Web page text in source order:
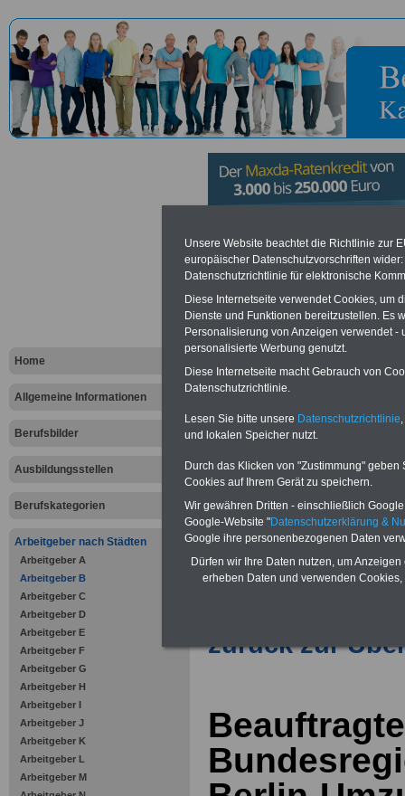
Home
Allgemeine Informationen
Berufsbilder
Ausbildungsstellen
Berufskategorien
Arbeitgeber nach Städten
Arbeitgeber A
Arbeitgeber B
Arbeitgeber C
Arbeitgeber D
Arbeitgeber E
Arbeitgeber F
Arbeitgeber G
Arbeitgeber H
Arbeitgeber I
Arbeitgeber J
Arbeitgeber K
Arbeitgeber L
Arbeitgeber M
Berlin-
Bonn-
Vergleichen und sparen
Bausparen schon ab 16 Jahren
Berufsunfähigkeitsabsicherung
-
Krankenzusatzversicherung-
Online-Vergleich Gesetzliche
Krankenkassen-
Zahnzusatzversicherung -
Vorteile der Privaten
Krankenversicherung
zurück zur
Unsere Website beachtet die Richtlinie zur
europäischer Datenschutzvorschriften
Datenschutzrichtlinie für elektronische
Diese Internetseite verwendet Cookies, um
Dienste und Funktionen bereitzustellen. Es
Personalisierung von Anzeigen verwendet
personalisierte Werbung genutzt.
Diese Internetseite macht Gebrauch von
Datenschutzrichtlinie.
Lesen Sie bitte unsere Datenschutzrichtlinie
und lokalen Speicher nutzt.
Durch das Klicken von "Zustimmung"
Cookies auf Ihrem Gerät zu speichern.
Wir gewähren Dritten - einschließlich
Google-Website "Datenschutzerklärung &
Google ihre personenbezogenen Daten
Dürfen wir Ihre Daten nutzen, um
erheben Daten und verwenden